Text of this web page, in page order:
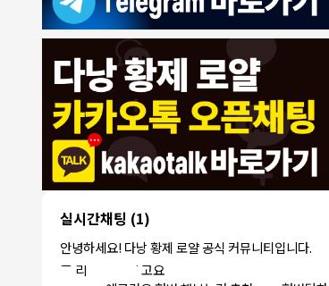
실시간채팅 (1)
안녕하세요! 다낭 황제 로얄 공식 커뮤니티입니다.
8/4/2026
1 모기한테물림:여기도 문의해보면 바로 알려줌
1 모기한테물림 정찰가보다 쌀수 없음
1 결혼안해:ㄹㅇ 팩트 ㅋㅋㅋㅋ
1 결혼안해:ㄹㅇ 팩트 ㅋㅋㅋㅋ
8/5/2026
1
NY런던파
리
:다낭 에코걸 여기서 예약 가능한가
요?
1 3군:에코걸 좀 조심 하는게 좋음
NY런던파리 :저도 많이 들었습니다 ㅋㅋ
NY런던파
리
:에코걸 하는 놈들 있으면 다 조지려
고요